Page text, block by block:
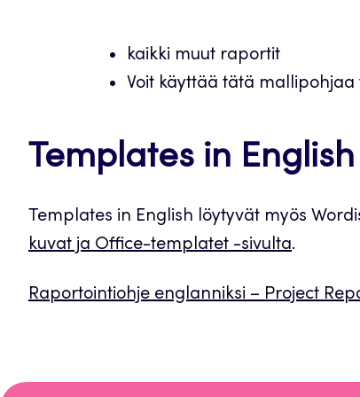
kaikki muut raportit
Voit käyttää tätä
Templates in English
Templates in English löytyvät myös
kuvat ja Office-templatet -sivulta.
Raportointiohje englanniksi – Project